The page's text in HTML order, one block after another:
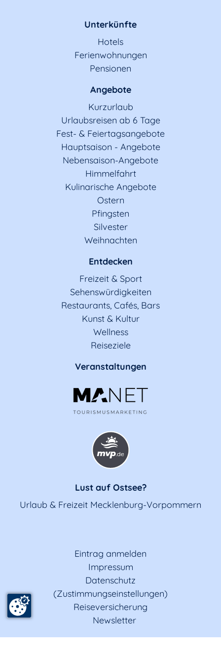
Unterkünfte
Hotels
Ferienwohnungen
Pensionen
Angebote
Kurzurlaub
Urlaubsreisen ab 6 Tage
Fest- & Feiertagsangebote
Hauptsaison - Angebote
Nebensaison-Angebote
Himmelfahrt
Kulinarische Angebote
Ostern
Pfingsten
Silvester
Weihnachten
Entdecken
Freizeit & Sport
Sehenswürdigkeiten
Restaurants, Cafés, Bars
Kunst & Kultur
Wellness
Reiseziele
Veranstaltungen
Lust auf Ostsee?
Urlaub & Freizeit Mecklenburg-Vorpommern
Eintrag anmelden
Impressum
Datenschutz
(Zustimmungseinstellungen)
Reiseversicherung
Newsletter